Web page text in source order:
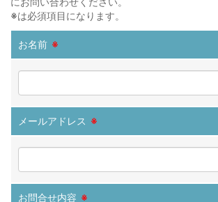
※は必須項目になります。
お名前 ※
メールアドレス ※
お問合せ内容 ※